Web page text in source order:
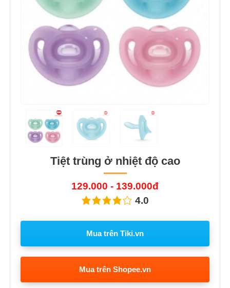
Tiệt trùng ở nhiệt độ cao
129.000 - 139.000đ
4.0
Mua trên Tiki.vn
Mua trên Shopee.vn